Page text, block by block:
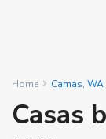
Home Camas, WA
Casas